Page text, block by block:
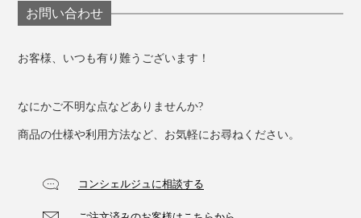
お問い合わせ
お客様、いつも有り難うございます！
なにかご不明な点などありませんか?
商品の仕様や利用方法など、お気軽にお尋ねください。
コンシェルジュに相談する